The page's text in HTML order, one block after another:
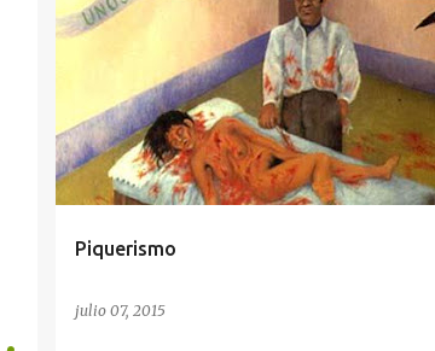
Piquerismo
julio 07, 2015
AGENDA DEL CRIMEN CHIKATILO PARAFILIA